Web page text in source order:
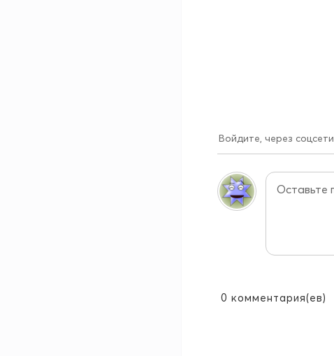
Войдите, через соцсети
0 комментария(ев)